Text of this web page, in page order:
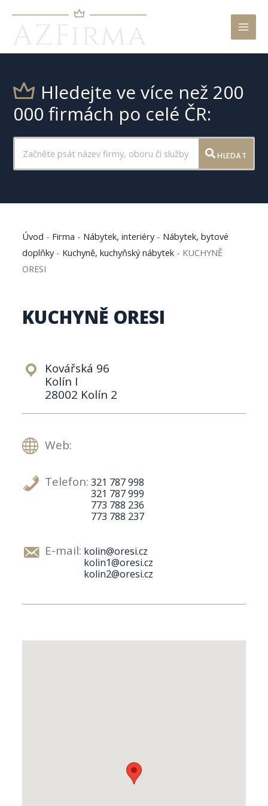
Hledejte ve více než 200
000 firmách po celé ČR:
HLEDAT
Úvod - Firma - Nábytek, interiéry- Nábytek, bytové
doplňky- Kuchyně, kuchyňský nábytek - KUCHYNĚ
ORESI
KUCHYNĚ ORESI
Kovářská 96
Kolín I
28002 Kolín 2
Web:
Telefon: 321 787 998
321 787 999
773 788 236
773 788 237
E-mail: kolin@oresi.cz
kolin1@oresi.cz
kolin2@oresi.cz